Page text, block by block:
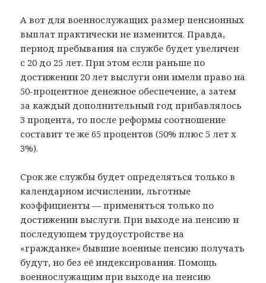
А вот для военнослужащих размер пенсионных
выплат практически не изменится. Правда,
период пребывания на службе будет увеличен
с 20 до 25 лет. При этом если раньше по
достижении 20 лет выслуги они имели право на
50-процентное денежное обеспечение, а затем
за каждый дополнительный год прибавлялось
3 процента, то после реформы соотношение
составит те же 65 процентов (50% плюс 5 лет х
3%).
Срок же службы будет определяться только в
календарном исчислении, льготные
коэффициенты — применяться только по
достижении выслуги. При выходе на пенсию и
последующем трудоустройстве на
«гражданке» бывшие военные пенсию получать
будут, но без её индексирования. Помощь
военнослужащим при выходе на пенсию